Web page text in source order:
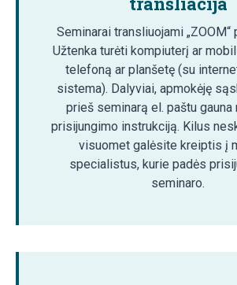
Seminarai transliuojami „ZOOM“
Užtenka turėti kompiuterį ar
telefoną ar planšetę (su
sistema). Dalyviai, apmokėję
prieš seminarą el. paštu gauna
prisijungimo instrukciją. Kilus
visuomet galėsite kreiptis į
specialistus, kurie padės
seminaro.